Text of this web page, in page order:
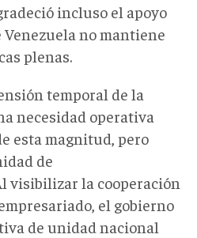
incluso el apoyo
Venezuela no mantiene
plenas.
temporal de la
necesidad operativa
esta magnitud, pero
de
visibilizar la cooperación
el gobierno
de unidad nacional